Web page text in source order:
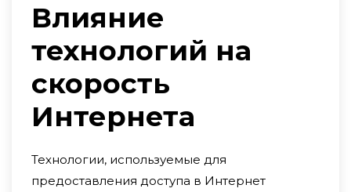
Влияние
технологий на
скорость
Интернета
Технологии, используемые для
предоставления доступа в Интернет